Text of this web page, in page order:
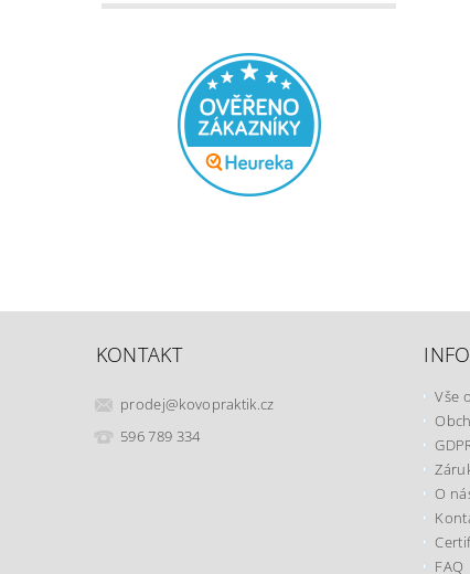
KONTAKT
prodej@kovopraktik.cz
596 789 334
Vše
O
FAQ